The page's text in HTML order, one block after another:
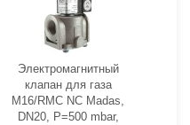
Электромагнитный
клапан для газа
M16/RMC NC Madas,
DN20, Р=500 mbar,